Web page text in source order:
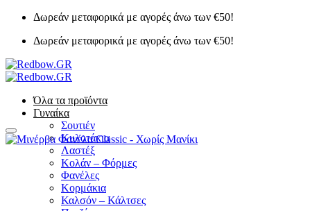
Μετάβαση
περιεχόμενο
Δωρεάν μεταφορικά με αγορές άνω των €50!
Δωρεάν μεταφορικά με αγορές άνω των €50!
Όλα τα προϊόντα
Γυναίκα
Σουτιέν
Κυλοτάκια
Λαστέξ
Κολάν – Φόρμες
Φανέλες
Κορμάκια
Καλσόν – Κάλτσες